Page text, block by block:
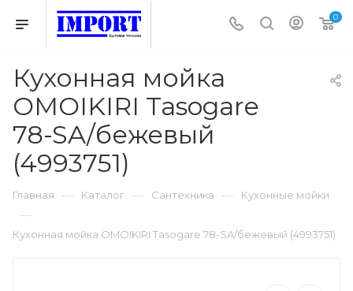
0
Кухонная мойка
OMOIKIRI Tasogare
78-SA/бежевый
(4993751)
Главная — Каталог — Сантехника — Кухонные мойки
—
Кухонная мойка OMOIKIRI Tasogare 78-SA/бежевый (4993751)